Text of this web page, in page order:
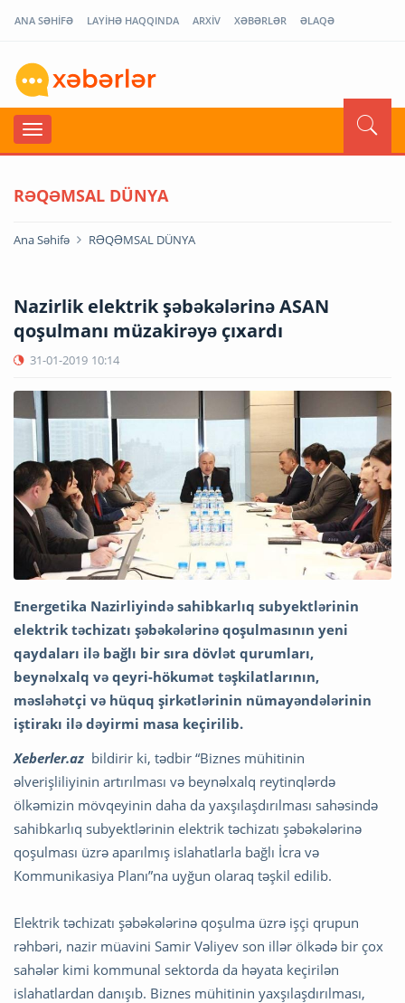
ANA SƏHİFƏ LAYİHƏ HAQQINDA ARXİV XƏBƏRLƏR ƏLAQƏ
RƏQƏMSAL DÜNYA
Ana Səhifə RƏQƏMSAL DÜNYA
Nazirlik elektrik şəbəkələrinə ASAN
qoşulmanı müzakirəyə çıxardı
31-01-2019 10:14
Energetika Nazirliyində sahibkarlıq subyektlərinin
elektrik təchizatı şəbəkələrinə qoşulmasının yeni
qaydaları ilə bağlı bir sıra dövlət qurumları,
beynəlxalq və qeyri-hökumət təşkilatlarının,
məsləhətçi və hüquq şirkətlərinin nümayəndələrinin
iştirakı ilə dəyirmi masa keçirilib.
Xeberler.az bildirir ki, tədbir “Biznes mühitinin
əlverişliliyinin artırılması və beynəlxalq reytinqlərdə
ölkəmizin mövqeyinin daha da yaxşılaşdırılması sahəsində
sahibkarlıq subyektlərinin elektrik təchizatı şəbəkələrinə
qoşulması üzrə aparılmış islahatlarla bağlı İcra və
Kommunikasiya Planı”na uyğun olaraq təşkil edilib.
Elektrik təchizatı şəbəkələrinə qoşulma üzrə işçi qrupun
rəhbəri, nazir müavini Samir Vəliyev son illər ölkədə bir çox
sahələr kimi kommunal sektorda da həyata keçirilən
islahatlardan danışıb. Biznes mühitinin yaxşılaşdırılması,